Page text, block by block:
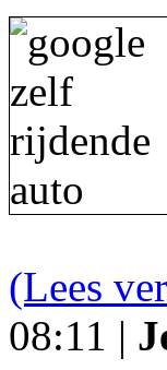
(Lees
08:11 |